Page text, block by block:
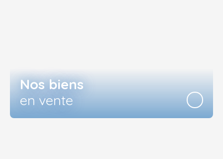
Nos biens
en vente